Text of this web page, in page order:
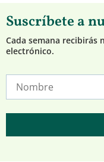
Suscríbete a
Cada semana recibirás
electrónico.